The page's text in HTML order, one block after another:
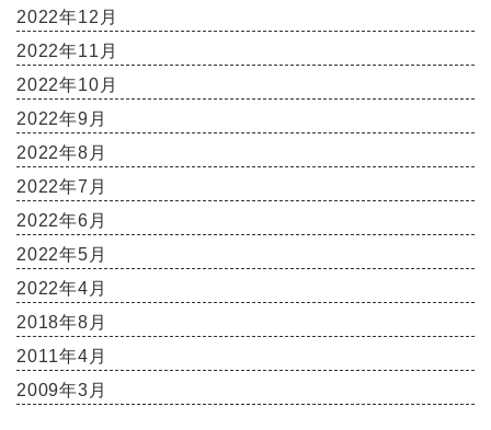
2022年12月
2022年11月
2022年10月
2022年9月
2022年8月
2022年7月
2022年6月
2022年5月
2022年4月
2018年8月
2011年4月
2009年3月